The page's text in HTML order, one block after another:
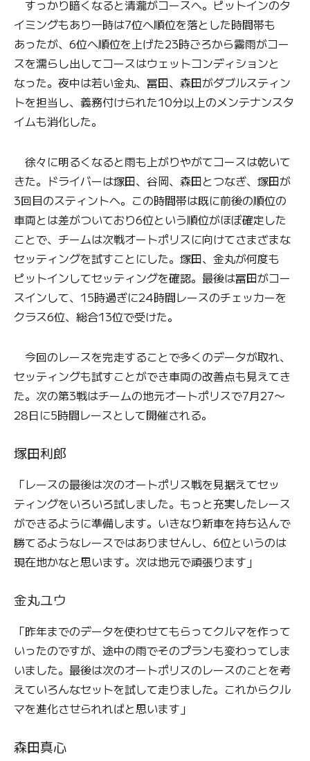
すっかり暗くなると清瀧がコースへ。ピットインのタ
イミングもあり一時は7位へ順位を落とした時間帯も
あったが、6位へ順位を上げた23時ごろから霧雨がコー
スを濡らし出してコースはウェットコンディションと
なった。夜中は若い金丸、冨田、森田がダブルスティン
トを担当し、義務付けられた10分以上のメンテナンスタ
イムも消化した。
徐々に明るくなると雨も上がりやがてコースは乾いて
きた。ドライバーは塚田、谷岡、森田とつなぎ、塚田が
3回目のスティントへ。この時間帯は既に前後の順位の
車両とは差がついており6位という順位がほぼ確定した
ことで、チームは次戦オートポリスに向けてさまざまな
セッティングを試すことにした。塚田、金丸が何度も
ピットインしてセッティングを確認。最後は冨田がコー
スインして、15時過ぎに24時間レースのチェッカーを
クラス6位、総合13位で受けた。
今回のレースを完走することで多くのデータが取れ、
セッティングも試すことができ車両の改善点も見えてき
た。次の第3戦はチームの地元オートポリスで7月27〜
28日に5時間レースとして開催される。
塚田利郎
「レースの最後は次のオートポリス戦を見据えてセッ
ティングをいろいろ試しました。もっと充実したレース
ができるように準備します。いきなり新車を持ち込んで
勝てるようなレースではありませんし、6位というのは
現在地かなと思います。次は地元で頑張ります」
金丸ユウ
「昨年までのデータを使わせてもらってクルマを作って
いったのですが、途中の雨でそのプランも変わってしま
いました。最後は次のオートポリスのレースのことを考
えていろんなセットを試して走りました。これからクル
マを進化させられればと思います」
森田真心